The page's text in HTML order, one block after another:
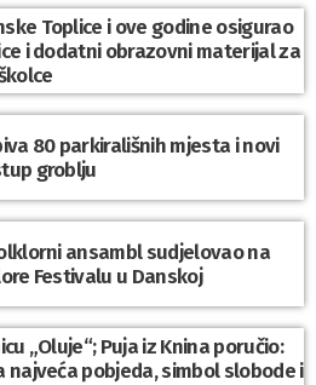
Toplice i ove godine osigurao
i dodatni obrazovni materijal za
80 parkirališnih mjesta i novi
groblju
ansambl sudjelovao na
Festivalu u Danskoj
„Oluje“; Puja iz Knina poručio:
najveća pobjeda, simbol slobode i